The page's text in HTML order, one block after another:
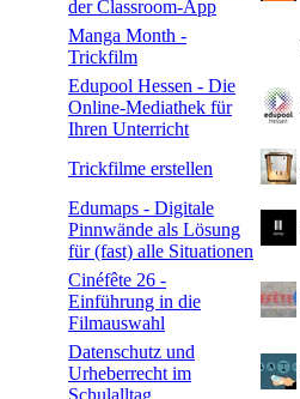
der Classroom-App
Manga Month -
Trickfilm
Edupool Hessen - Die
Online-Mediathek für
Ihren Unterricht
Trickfilme erstellen
Edumaps - Digitale
Pinnwände als Lösung
für (fast) alle Situationen
Cinéfête 26 -
Einführung in die
Filmauswahl
Datenschutz und
Urheberrecht im